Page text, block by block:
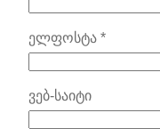
ელფოსტა *
ვებ-საიტი